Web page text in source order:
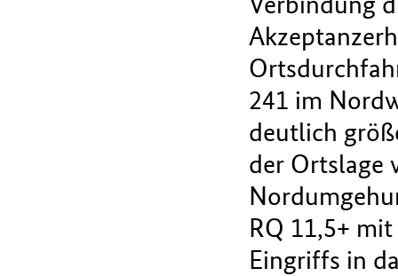
241 im
deutlich
der Ortslage
RQ 11,5+
Eingriffs in